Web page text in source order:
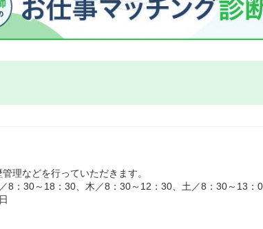
理などを行っていただきます。
8：30～18：30、木／8：30～12：30、土／8：30～13：